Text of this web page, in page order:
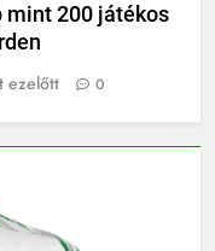
mint 200 játékos
ezelőtt 0